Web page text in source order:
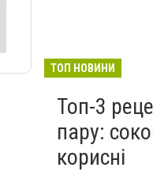
ТОП НОВИНИ
Топ-3
пару:
корисні